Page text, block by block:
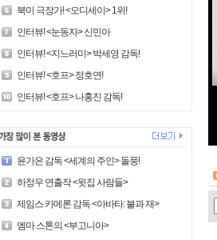
북미 극장가! <오디세이> 1위!
인터뷰! <눈동자> 신민아
인터뷰! <지느러미> 박세영 감독!
인터뷰! <호프> 정호연!
인터뷰! <호프> 나홍진 감독!
윤가은 감독 <세계의 주인> 돌풍!
하정우 연출작 <윗집 사람들>
제임스 카메론 감독 <아바타: 불과 재>
엠마 스톤의 <부고니아>